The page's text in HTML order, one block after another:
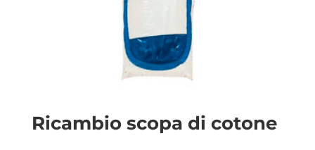
Ricambio scopa di cotone